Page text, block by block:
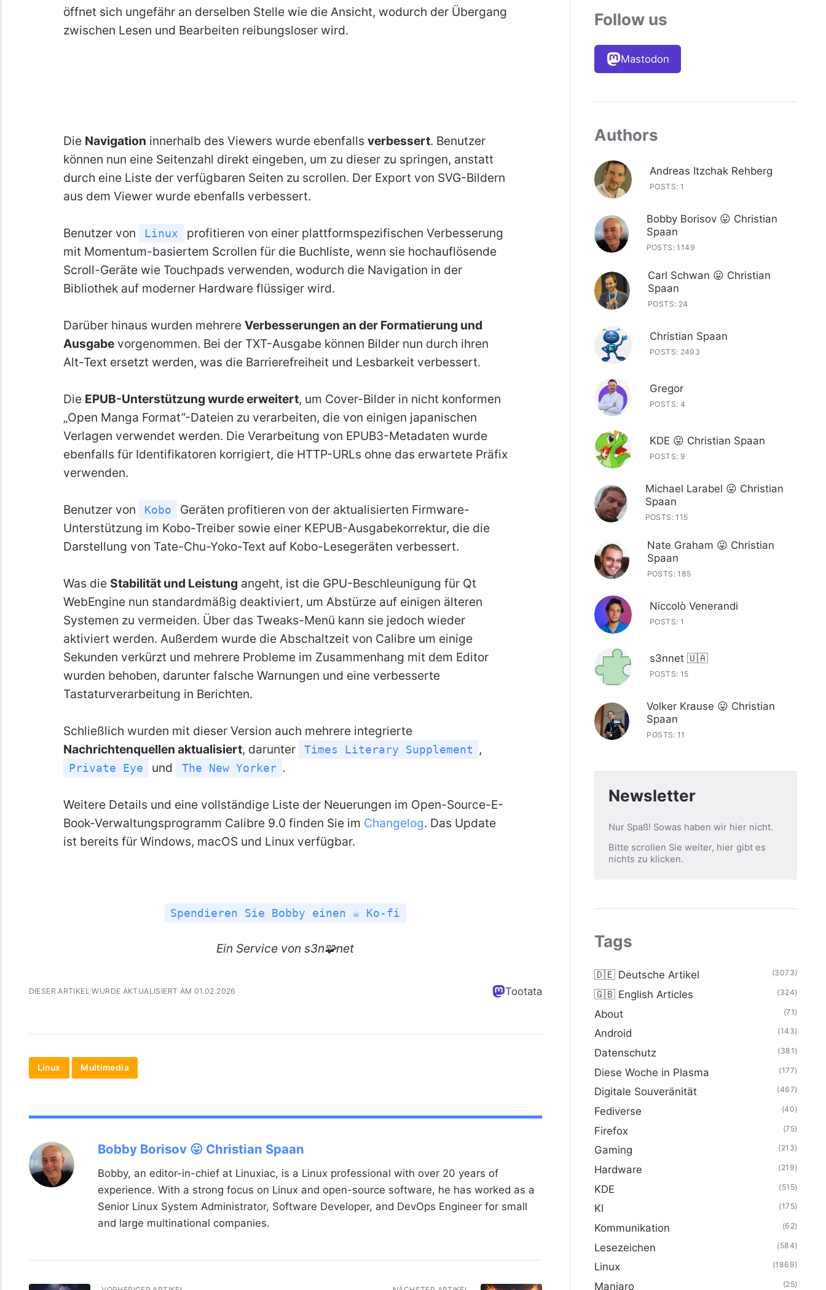
öffnet sich ungefähr an derselben Stelle wie die Ansicht, wodurch der Übergang
zwischen Lesen und Bearbeiten reibungsloser wird.
Die Navigation innerhalb des Viewers wurde ebenfalls verbessert. Benutzer
können nun eine Seitenzahl direkt eingeben, um zu dieser zu springen, anstatt
durch eine Liste der verfügbaren Seiten zu scrollen. Der Export von SVG-Bildern
aus dem Viewer wurde ebenfalls verbessert.
Benutzer von Linux
profitieren von einer plattformspezifischen Verbesserung
mit Momentum-basiertem Scrollen für die Buchliste, wenn sie hochauflösende
Scroll-Geräte wie Touchpads verwenden, wodurch die Navigation in der
Bibliothek auf moderner Hardware flüssiger wird.
Darüber hinaus wurden mehrere Verbesserungen an der Formatierung und
Ausgabevorgenommen. Bei der TXT-Ausgabe können Bilder nun durch ihren
Alt-Text ersetzt werden, was die Barrierefreiheit und Lesbarkeit verbessert.
Die EPUB-Unterstützung wurde erweitert, um Cover-Bilder in nicht konformen
„Open Manga Format”-Dateien zu verarbeiten, die von einigen japanischen
Verlagen verwendet werden. Die Verarbeitung von EPUB3-Metadaten wurde
ebenfalls für Identifikatoren korrigiert, die HTTP-URLs ohne das erwartete Präfix
verwenden.
Benutzer von Kobo
Geräten profitieren von der aktualisierten Firmware-
Unterstützung im Kobo-Treiber sowie einer KEPUB-Ausgabekorrektur, die die
Darstellung von Tate-Chu-Yoko-Text auf Kobo-Lesegeräten verbessert.
Was die Stabilität und Leistung angeht, ist die GPU-Beschleunigung für Qt
WebEngine nun standardmäßig deaktiviert, um Abstürze auf einigen älteren
Systemen zu vermeiden. Über das Tweaks-Menü kann sie jedoch wieder
aktiviert werden. Außerdem wurde die Abschaltzeit von Calibre um einige
Sekunden verkürzt und mehrere Probleme im Zusammenhang mit dem Editor
wurden behoben, darunter falsche Warnungen und eine verbesserte
Tastaturverarbeitung in Berichten.
Schließlich wurden mit dieser Version auch mehrere integrierte
Nachrichtenquellen aktualisiert, darunter Times Literary Supplement ,
Private Eye und The New Yorker .
Weitere Details und eine vollständige Liste der Neuerungen im Open-Source-E-
Book-Verwaltungsprogramm Calibre 9.0 finden Sie im Changelog. Das Update
ist bereits für Windows, macOS und Linux verfügbar.
Spendieren Sie Bobby einen ☕ Ko-fi
Ein Service von s3n🧩net
DIESER ARTIKEL WURDE AKTUALISIERT AM 01.02.2026 Tootata
Linux Multimedia
Bobby Borisov 😛 Christian Spaan
Bobby, an editor-in-chief at Linuxiac, is a Linux professional with over 20 years of
experience. With a strong focus on Linux and open-source software, he has worked as a
Senior Linux System Administrator, Software Developer, and DevOps Engineer for small
and large multinational companies.
Follow us
Mastodon
Authors
Andreas Itzchak Rehberg
POSTS: 1
Bobby Borisov 😛 Christian
Spaan
POSTS: 1149
Carl Schwan 😛 Christian
Spaan
POSTS: 24
Christian Spaan
POSTS: 2493
Gregor
POSTS: 4
KDE 😛 Christian Spaan
POSTS: 9
Michael Larabel 😛 Christian
Spaan
POSTS: 115
Nate Graham 😛 Christian
Spaan
POSTS: 185
Niccolò Venerandi
POSTS: 1
s3nnet 🇺🇦
POSTS: 15
Volker Krause 😛 Christian
Spaan
POSTS: 11
Newsletter
Nur Spaß! Sowas haben wir hier nicht.
Bitte scrollen Sie weiter, hier gibt es
nichts zu klicken.
Tags
🇩🇪 Deutsche Artikel (3073)
🇬🇧 English Articles (324)
About (71)
Android (143)
Datenschutz (381)
Diese Woche in Plasma (177)
Digitale Souveränität (467)
Fediverse (40)
Firefox (75)
Gaming (213)
Hardware (219)
KDE (515)
KI (175)
Kommunikation (62)
Lesezeichen (584)
Linux (1869)
Manjaro (25)